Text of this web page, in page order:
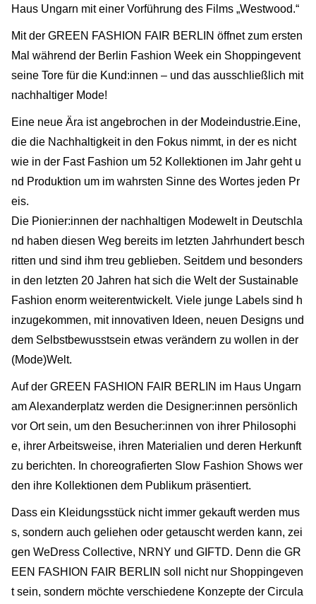
Haus Ungarn mit einer Vorführung des Films „Westwood.“
Mit der GREEN FASHION FAIR BERLIN öffnet zum ersten
Mal während der Berlin Fashion Week ein Shoppingevent
seine Tore für die Kund:innen – und das ausschließlich mit
nachhaltiger Mode!
Eine neue Ära ist angebrochen in der Modeindustrie.Eine,
die die Nachhaltigkeit in den Fokus nimmt, in der es nicht
wie in der Fast Fashion um 52 Kollektionen im Jahr geht u
nd Produktion um im wahrsten Sinne des Wortes jeden Pr
eis.
Die Pionier:innen der nachhaltigen Modewelt in Deutschla
nd haben diesen Weg bereits im letzten Jahrhundert besch
ritten und sind ihm treu geblieben. Seitdem und besonders
in den letzten 20 Jahren hat sich die Welt der Sustainable
Fashion enorm weiterentwickelt. Viele junge Labels sind h
inzugekommen, mit innovativen Ideen, neuen Designs und
dem Selbstbewusstsein etwas verändern zu wollen in der
(Mode)Welt.
Auf der GREEN FASHION FAIR BERLIN im Haus Ungarn
am Alexanderplatz werden die Designer:innen persönlich
vor Ort sein, um den Besucher:innen von ihrer Philosophi
e, ihrer Arbeitsweise, ihren Materialien und deren Herkunft
zu berichten. In choreografierten Slow Fashion Shows wer
den ihre Kollektionen dem Publikum präsentiert.
Dass ein Kleidungsstück nicht immer gekauft werden mus
s, sondern auch geliehen oder getauscht werden kann, zei
gen WeDress Collective, NRNY und GIFTD. Denn die GR
EEN FASHION FAIR BERLIN soll nicht nur Shoppingeven
t sein, sondern möchte verschiedene Konzepte der Circula